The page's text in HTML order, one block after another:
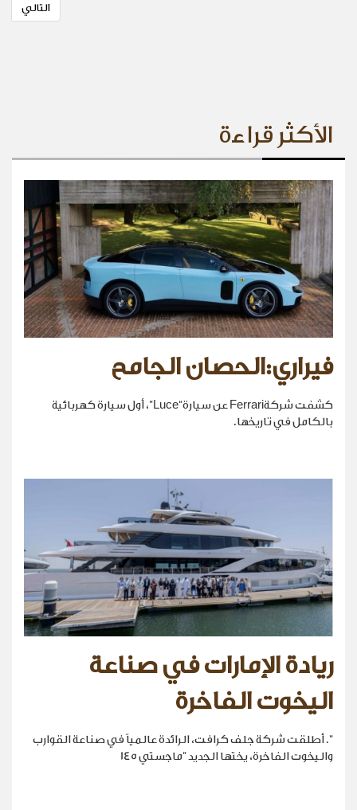
التالي
الأكثر قراءة
فيراري:الحصان الجامح
كشفت شركةFerrari عن سيارة“Luce”، أول سيارة كهربائية
بالكامل في تاريخها.
ريادة الإمارات في صناعة
اليخوت الفاخرة
". أطلقت شركة جلف كرافت، الرائدة عالمياً في صناعة القوارب
واليخوت الفاخرة، يختها الجديد "ماجستي 145